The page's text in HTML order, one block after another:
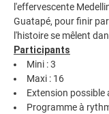
l'effervescente
Guatapé, pour finir
l'histoire se mêlent
Participants
Mini : 3
Maxi : 16
Extension
Programme à